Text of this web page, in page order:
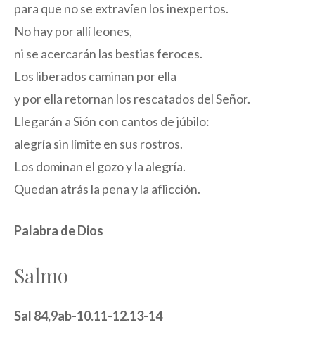
para que no se extravíen los inexpertos.
No hay por allí leones,
ni se acercarán las bestias feroces.
Los liberados caminan por ella
y por ella retornan los rescatados del Señor.
Llegarán a Sión con cantos de júbilo:
alegría sin límite en sus rostros.
Los dominan el gozo y la alegría.
Quedan atrás la pena y la aflicción.
Palabra de Dios
Salmo
Sal 84,9ab-10.11-12.13-14